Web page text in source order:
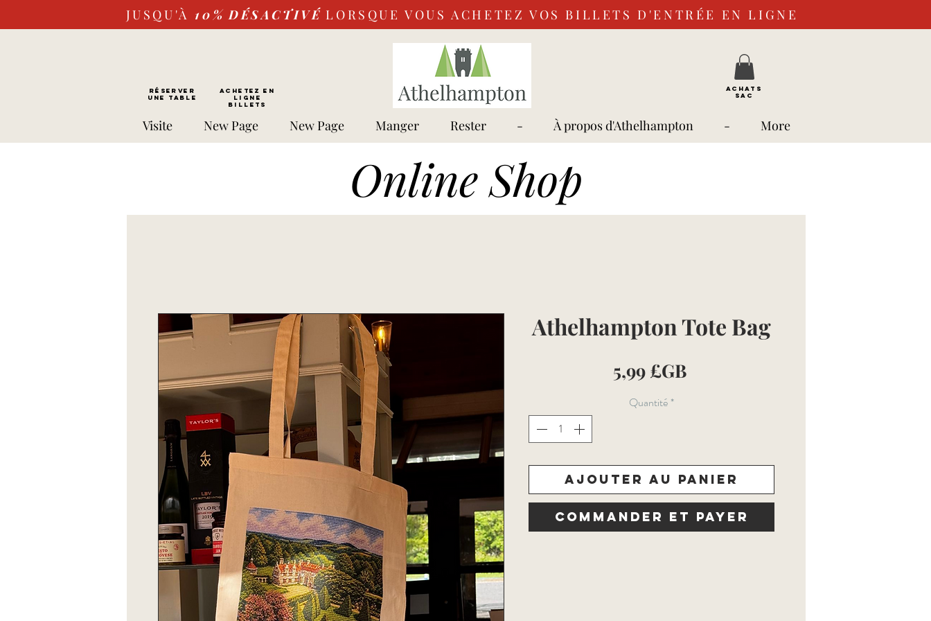
JUSQU'À 10% DÉSACTIVÉ LORSQUE VOUS ACHETEZ VOS BILLETS D'ENTRÉE EN LIGNE
RÉSERVER
UNE TABLE
Achetez EN
LIGNE
Billets
ACHATS
SAC
Visite New Page New Page Manger Rester - À propos d'Athelhampton - More
Online Shop
Athelhampton Tote Bag
5,99 £GBPrix
Quantité *
Ajouter au panier
Commander et payer